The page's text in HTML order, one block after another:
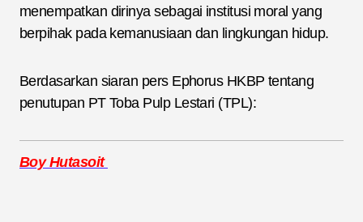
menempatkan dirinya sebagai institusi moral yang
berpihak pada kemanusiaan dan lingkungan hidup.
Berdasarkan siaran pers Ephorus HKBP tentang
penutupan PT Toba Pulp Lestari (TPL):
Boy Hutasoit